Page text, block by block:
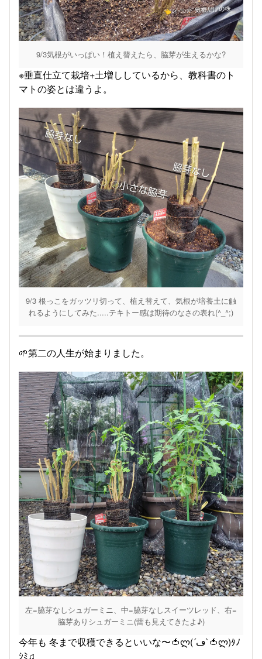
9/3気根がいっぱい！植え替えたら、脇芽が生えるかな?
※垂直仕立て栽培+土増ししているから、教科書のト
マトの姿とは違うよ。
9/3 根っこをガッツリ切って、植え替えて、気根が培養土に触
れるようにしてみた.....テキトー感は期待のなさの表れ(^_^;)
🌱第二の人生が始まりました。
左=脇芽なしシュガーミニ、中=脇芽なしスイーツレッド、右=
脇芽ありシュガーミニ(蕾も見えてきたよ♪)
今年も 冬まで収穫できるといいな〜🍅ლ(´ڡ`🍅ლ)ﾀﾉ
ｼﾐ♫